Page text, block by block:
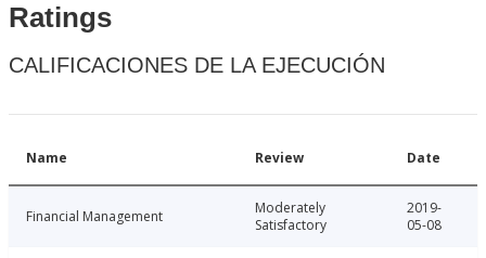
Ratings
CALIFICACIONES DE LA EJECUCIÓN
Name Review Date
Financial Management
Moderately
Satisfactory
2019-
05-08